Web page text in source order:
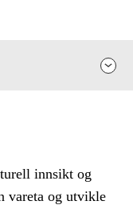
innsikt og
vareta og utvikle